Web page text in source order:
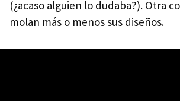
(¿acaso alguien lo dudaba?). Otra
molan más o menos sus diseños.